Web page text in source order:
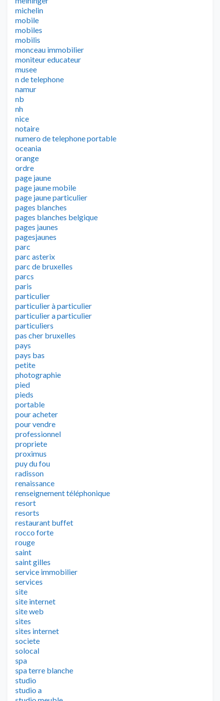
michelin
mobile
mobiles
mobilis
monceau immobilier
moniteur educateur
musee
n de telephone
namur
nb
nh
nice
notaire
numero de telephone portable
oceania
orange
ordre
page jaune
page jaune mobile
page jaune particulier
pages blanches
pages blanches belgique
pages jaunes
pagesjaunes
parc
parc asterix
parc de bruxelles
parcs
paris
particulier
particulier à particulier
particulier a particulier
particuliers
pas cher bruxelles
pays
pays bas
petite
photographie
pied
pieds
portable
pour acheter
pour vendre
professionnel
propriete
proximus
puy du fou
radisson
renaissance
renseignement téléphonique
resort
resorts
restaurant buffet
rocco forte
rouge
saint
saint gilles
service immobilier
services
site
site internet
site web
sites
sites internet
societe
solocal
spa
spa terre blanche
studio
studio a